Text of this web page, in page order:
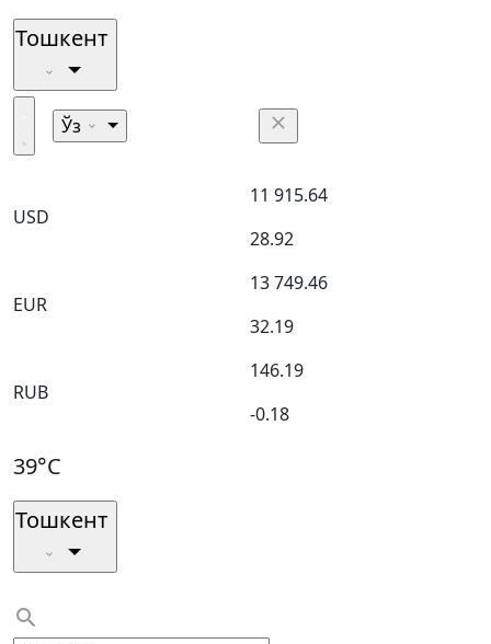
Тошкент
Ўз
USD
11 915.64
28.92
EUR
13 749.46
32.19
RUB
146.19
-0.18
39°C
Тошкент